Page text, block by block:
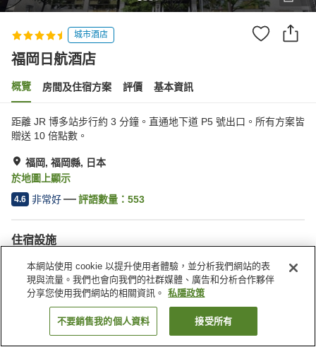
城市酒店
福岡日航酒店
概覽 房間及住宿方案 評價 基本資訊
距離 JR 博多站步行約 3 分鐘。直通地下道 P5 號出口。所有方案皆
贈送 10 倍點數。
福岡, 福岡縣, 日本
於地圖上顯示
4.6 非常好 評語數量： 553
住宿設施
停車場
桑拿
水療/美容院
健身室/健身中心
找客房
本網站使用 cookie 以提升使用者體驗，並分析我們網站的表
現與流量。我們也會向我們的社群媒體、廣告和分析合作夥伴
分享您使用我們網站的相關資訊。
私隱政策
不要銷售我的個人資料 接受所有